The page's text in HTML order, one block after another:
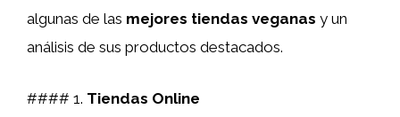
algunas de las mejores tiendas veganas y un
análisis de sus productos destacados.
#### 1. Tiendas Online